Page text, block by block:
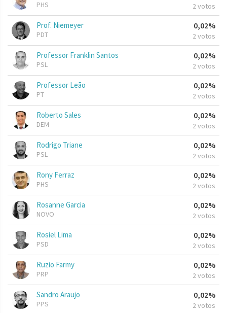
PHS 2 votos
Prof. Niemeyer
PDT
0,02%
2 votos
Professor Franklin Santos
PSL
0,02%
2 votos
Professor Leão
PT
0,02%
2 votos
Roberto Sales
DEM
0,02%
2 votos
Rodrigo Triane
PSL
0,02%
2 votos
Rony Ferraz
PHS
0,02%
2 votos
Rosanne Garcia
NOVO
0,02%
2 votos
Rosiel Lima
PSD
0,02%
2 votos
Ruzio Farmy
PRP
0,02%
2 votos
Sandro Araujo
PPS
0,02%
2 votos